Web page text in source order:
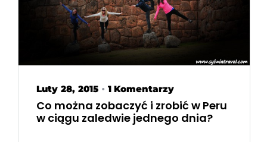
Luty 28, 2015 • 1 Komentarzy
Co można zobaczyć i zrobić w Peru
w ciągu zaledwie jednego dnia?